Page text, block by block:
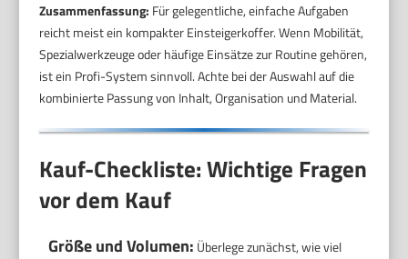
Zusammenfassung: Für gelegentliche, einfache Aufgaben
reicht meist ein kompakter Einsteigerkoffer. Wenn Mobilität,
Spezialwerkzeuge oder häufige Einsätze zur Routine gehören,
ist ein Profi-System sinnvoll. Achte bei der Auswahl auf die
kombinierte Passung von Inhalt, Organisation und Material.
Kauf-Checkliste: Wichtige Fragen
vor dem Kauf
Größe und Volumen: Überlege zunächst, wie viel